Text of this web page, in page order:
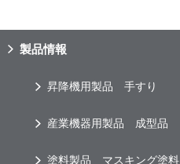
製品情報
昇降機用製品 手すり
産業機器用製品 成型品
塗料製品 マスキング塗料